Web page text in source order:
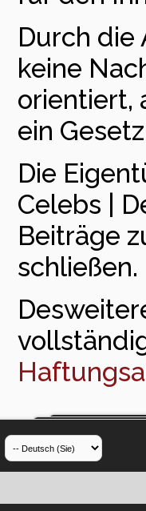
Durch die
keine
orientiert,
ein
Die
Celebs |
Beiträge
schließen.